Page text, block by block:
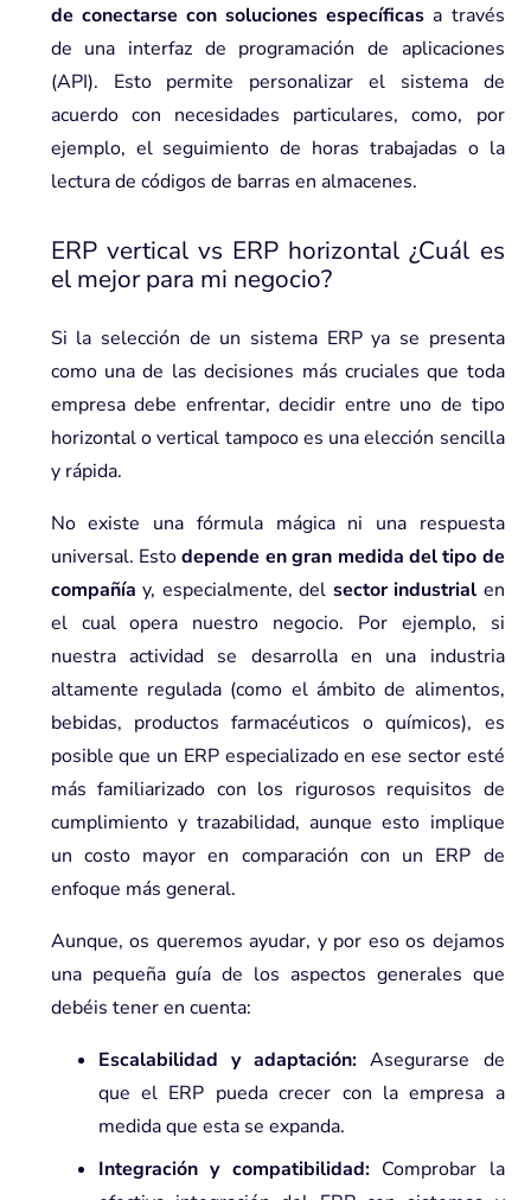
de conectarse con soluciones específicas a través
de una interfaz de programación de aplicaciones
(API). Esto permite personalizar el sistema de
acuerdo con necesidades particulares, como, por
ejemplo, el seguimiento de horas trabajadas o la
lectura de códigos de barras en almacenes.
ERP vertical vs ERP horizontal ¿Cuál es
el mejor para mi negocio?
Si la selección de un sistema ERP ya se presenta
como una de las decisiones más cruciales que toda
empresa debe enfrentar, decidir entre uno de tipo
horizontal o vertical tampoco es una elección sencilla
y rápida.
No existe una fórmula mágica ni una respuesta
universal. Estodepende en gran medida del tipo de
compañía y, especialmente, del sector industrial en
el cual opera nuestro negocio. Por ejemplo, si
nuestra actividad se desarrolla en una industria
altamente regulada (como el ámbito de alimentos,
bebidas, productos farmacéuticos o químicos), es
posible que un ERP especializado en ese sector esté
más familiarizado con los rigurosos requisitos de
cumplimiento y trazabilidad, aunque esto implique
un costo mayor en comparación con un ERP de
enfoque más general.
Aunque, os queremos ayudar, y por eso os dejamos
una pequeña guía de los aspectos generales que
debéis tener en cuenta:
Escalabilidad y adaptación: Asegurarse de
que el ERP pueda crecer con la empresa a
medida que esta se expanda.
Integración y compatibilidad:Comprobar la